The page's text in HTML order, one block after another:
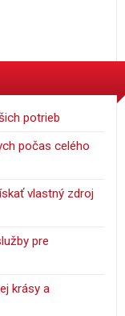
potrieb
počas celého
vlastný zdroj
pre
krásy a